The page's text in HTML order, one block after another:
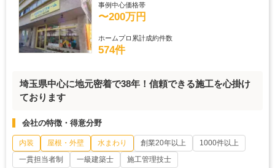
事例中心価格帯
〜200万円
ホームプロ累計成約件数
574件
埼玉県中心に地元密着で38年！信頼できる施工を心掛け
ております
会社の特徴・得意分野
内装 屋根・外壁 水まわり 創業20年以上
1000件以上
一貫担当者制
一級建築士 施工管理技士